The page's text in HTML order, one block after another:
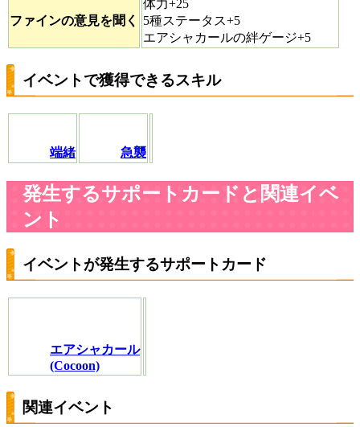
ファインの意見を聞く
体力+25
5種ステータス+5
エアシャカールの絆ゲージ+5
イベントで獲得できるスキル
端緒 急襲
発生するサポートカードと関連イベ
ント
イベントが発生するサポートカード
エアシャカール
(Cocoon)
関連イベント